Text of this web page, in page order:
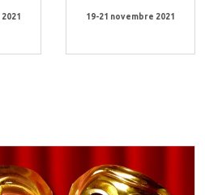
19-21 novembre 2021